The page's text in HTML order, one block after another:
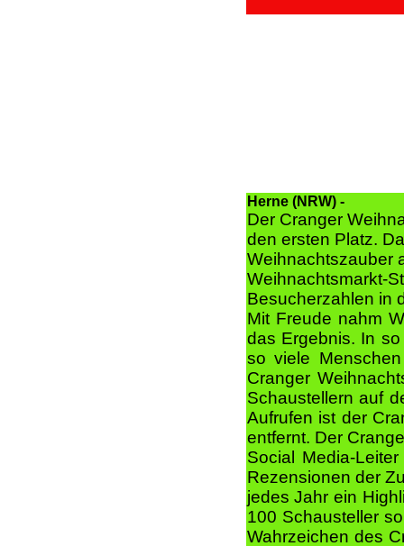
Herne (NRW) -
Der Cranger
den ersten Platz.
Weihnachtszauber
Weihnachtsmarkt-
Besucherzahlen in
Mit Freude nahm
das Ergebnis. In
so viele
Cranger
Schaustellern auf
Aufrufen ist der
entfernt. Der
Social Media-
Rezensionen der
jedes Jahr ein
100 Schausteller
Wahrzeichen des